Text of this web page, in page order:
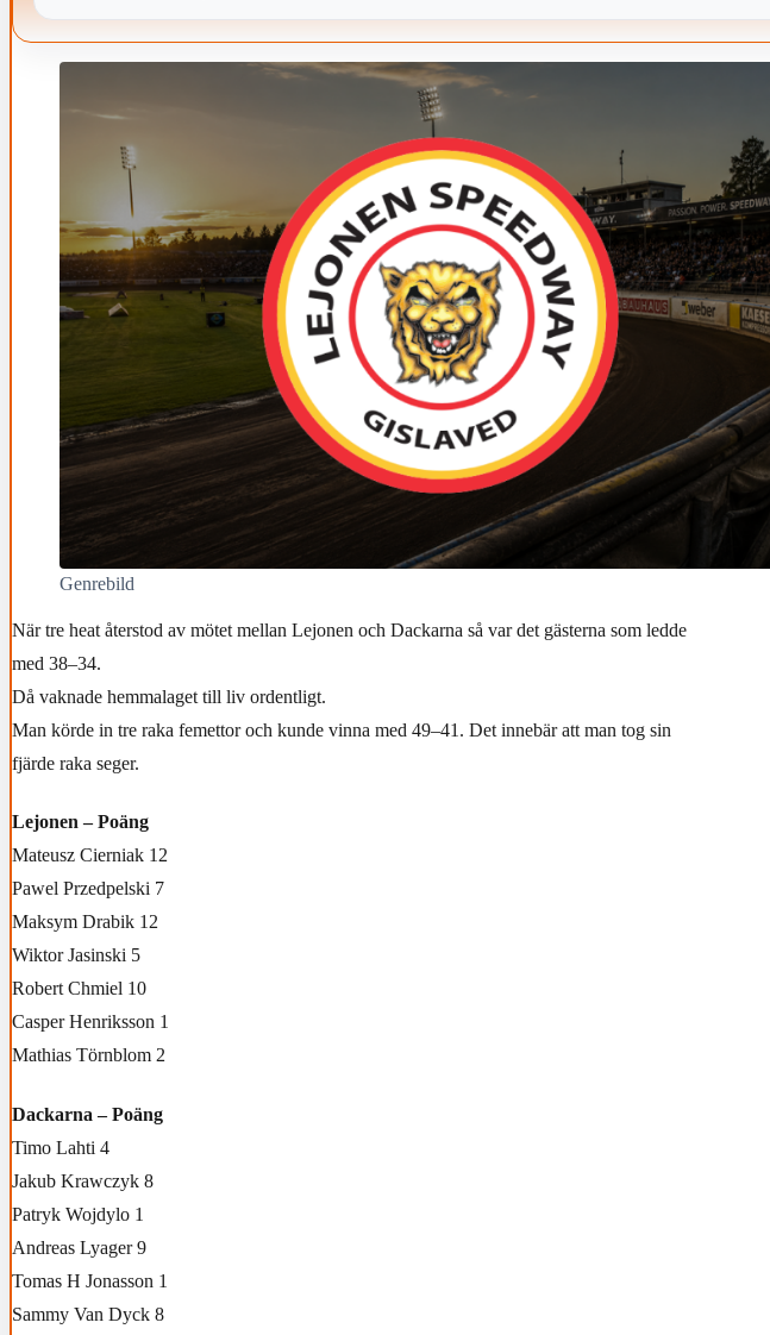
Genrebild
När tre heat återstod av mötet mellan Lejonen och Dackarna så var det gästerna som ledde
med 38–34.
Då vaknade hemmalaget till liv ordentligt.
Man körde in tre raka femettor och kunde vinna med 49–41. Det innebär att man tog sin
fjärde raka seger.
Lejonen – Poäng
Mateusz Cierniak 12
Pawel Przedpelski 7
Maksym Drabik 12
Wiktor Jasinski 5
Robert Chmiel 10
Casper Henriksson 1
Mathias Törnblom 2
Dackarna – Poäng
Timo Lahti 4
Jakub Krawczyk 8
Patryk Wojdylo 1
Andreas Lyager 9
Tomas H Jonasson 1
Sammy Van Dyck 8